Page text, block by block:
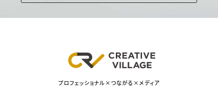
プロフェッショナル×つながる×メディア